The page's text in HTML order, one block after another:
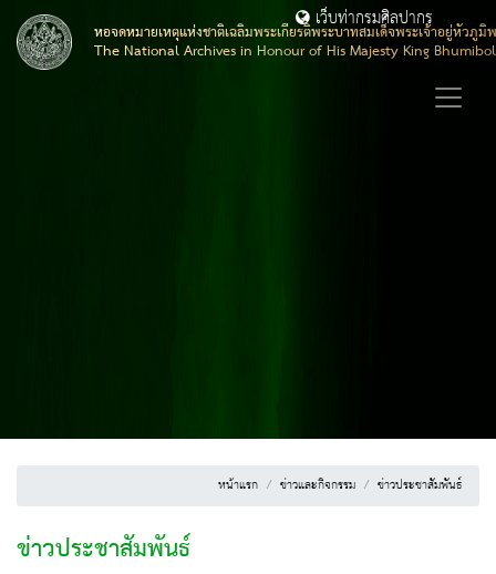
หอจดหมายเหตุแห่งชาติเฉลิมพระเกียรติพระบาทสมเด็จพระเจ้าอยู่หัวภูมิ
The National Archives in Honour of His Majesty King
เว็บท่ากรมศิลปากร
หน้าแรก ข่าวและกิจกรรม ข่าวประชาสัมพันธ์
ข่าวประชาสัมพันธ์